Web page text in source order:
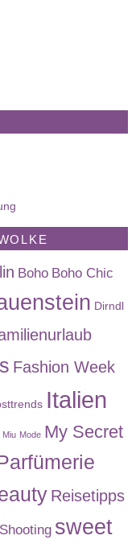
Boho Boho Chic
Dirndl
Fashion Week
Italien
Miu Mode My Secret
Reisetipps
Shooting sweet